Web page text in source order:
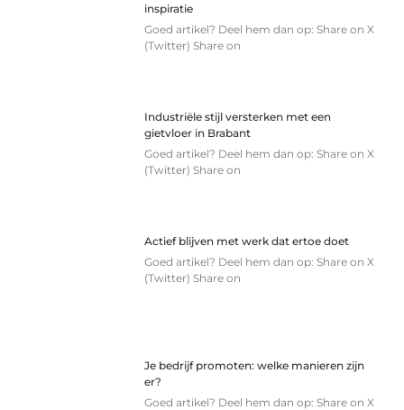
inspiratie
Goed artikel? Deel hem dan op: Share on X
(Twitter) Share on
Industriële stijl versterken met een
gietvloer in Brabant
Goed artikel? Deel hem dan op: Share on X
(Twitter) Share on
Actief blijven met werk dat ertoe doet
Goed artikel? Deel hem dan op: Share on X
(Twitter) Share on
Je bedrijf promoten: welke manieren zijn
er?
Goed artikel? Deel hem dan op: Share on X